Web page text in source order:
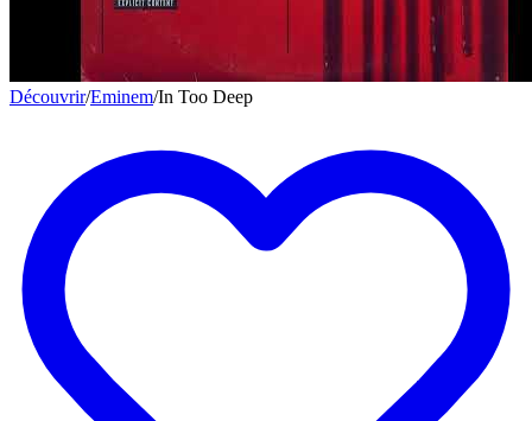
Découvrir/Eminem/In Too Deep